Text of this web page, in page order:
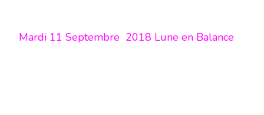
Mardi 11 Septembre 2018 Lune en Balance